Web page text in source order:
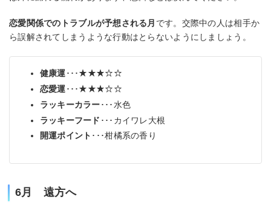
恋愛関係でのトラブルが予想される月 です。交際中の人は相手か
ら誤解されてしまうような行動はとらないようにしましょう。
健康運･･･★★★☆☆
恋愛運･･･★★★☆☆
ラッキーカラー･･･水色
ラッキーフード ･･･カイワレ大根
開運ポイント ･･･柑橘系の香り
6月 遠方へ